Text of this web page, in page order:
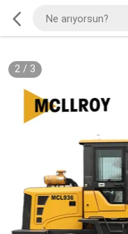
2/ 3